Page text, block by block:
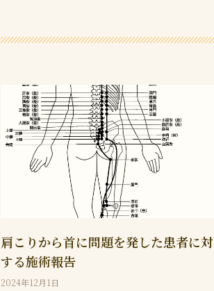
肩こりから首に問題を発した患者に対
する施術報告
2024年12月1日